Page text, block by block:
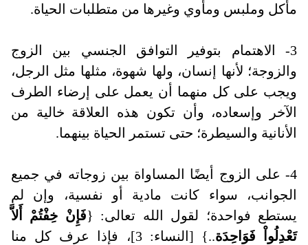
مأكل وملبس ومأوي وغيرها من متطلبات الحياة.
3- الاهتمام بتوفير التوافق الجنسي بين الزوج
والزوجة؛ لأنها إنسان، ولها شهوة، مثلها مثل الرجل،
ويجب على كل منهما أن يعمل على إرضاء الطرف
الآخر وإسعاده، وأن تكون هذه العلاقة خالية من
الأنانية والسيطرة؛ حتى تستمر الحياة بينهما.
4- على الزوج أيضًا المساواة بين زوجاته في جميع
الجوانب، سواء كانت مادية أو نفسية، وإن لم
يستطع فواحدة؛ لقول الله تعالى: {فَإِنْ خِفْتُمْ أَلاَّ
تَعْدِلُواْ فَوَاحِدَة
..} [النساء: 3]، فإذا عرف كل منا